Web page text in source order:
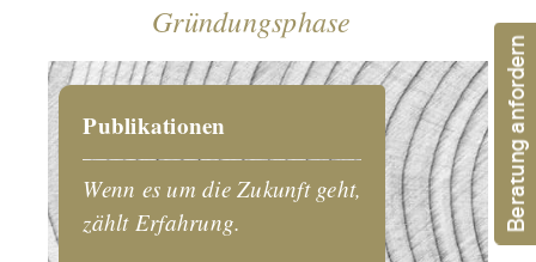
Gründungsphase
Publikationen
Wenn es um die Zukunft geht,
zählt Erfahrung.
Beratung anfordern